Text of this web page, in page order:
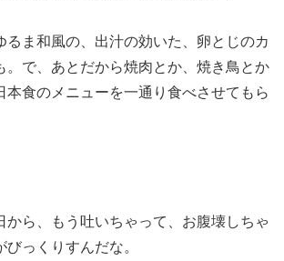
るま和風の、出汁の効いた、卵とじのカ
。で、あとだから焼肉とか、焼き鳥とか
本食のメニューを一通り食べさせてもら
から、もう吐いちゃって、お腹壊しちゃ
っくりすんだな。